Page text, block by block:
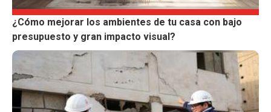
¿Cómo mejorar los ambientes de tu casa con bajo
presupuesto y gran impacto visual?